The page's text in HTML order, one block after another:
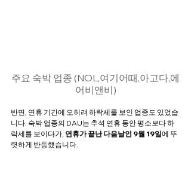
주요 숙박 업종 (NOL,여기어때,아고다,에
어비앤비)
반면, 연휴 기간에 오히려 하락세를 보인 업종도 있었습
니다. 숙박 업종의 DAU는 추석 연휴 동안 평소보다 하
락세를 보이다가, 연휴가 끝난 다음날인 9월 19일에 뚜
렷하게 반등했습니다.